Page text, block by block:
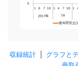
収録統計| グラフと